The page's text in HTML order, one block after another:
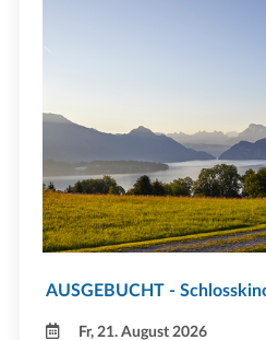
AUSGEBUCHT -
Fr, 21. August 2026